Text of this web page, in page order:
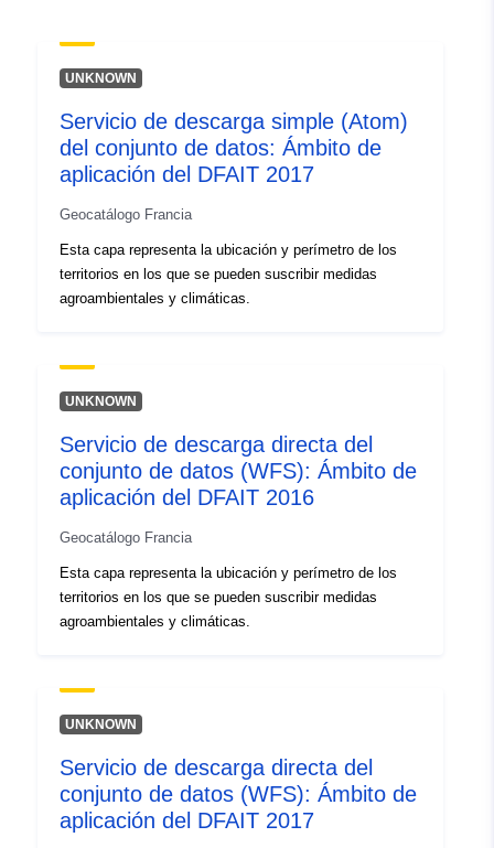
42f4-a2f9-88c34057ce40
Tipo:
Recurso:
http://inspire.ec.europa.eu/
UNKNOWN
Servicio de descarga simple (Atom)
del conjunto de datos: Ámbito de
aplicación del DFAIT 2017
Geocatálogo Francia
Esta capa representa la ubicación y perímetro de los
territorios en los que se pueden suscribir medidas
agroambientales y climáticas.
UNKNOWN
Servicio de descarga directa del
conjunto de datos (WFS): Ámbito de
aplicación del DFAIT 2016
Geocatálogo Francia
Esta capa representa la ubicación y perímetro de los
territorios en los que se pueden suscribir medidas
agroambientales y climáticas.
UNKNOWN
Servicio de descarga directa del
conjunto de datos (WFS): Ámbito de
aplicación del DFAIT 2017